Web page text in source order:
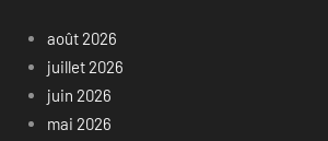
août 2026
juillet 2026
juin 2026
mai 2026